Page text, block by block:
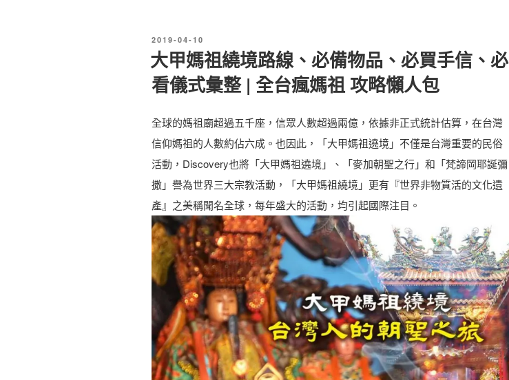
2
0
台
知
名
商
圈
-
台
北
車
站
商
圈
-
必
發
佈
於
2019-04-10
大甲媽祖繞境路線、必備物品、必買手信、必
看儀式彙整 | 全台瘋媽祖 攻略懶人包
全球的媽祖廟超過五千座，信眾人數超過兩億，依據非正式統計估算，在台灣
信仰媽祖的人數約佔六成。也因此，「大甲媽祖遶境」不僅是台灣重要的民俗
活動，Discovery也將「大甲媽祖遶境」、「麥加朝聖之行」和「梵諦岡耶誕彌
撒」譽為世界三大宗教活動，「大甲媽祖繞境」更有『世界非物質活的文化遺
產』之美稱聞名全球，每年盛大的活動，均引起國際注目。